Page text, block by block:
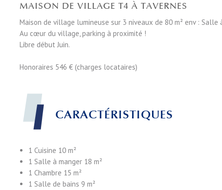
MAISON DE VILLAGE T4 À TAVERNES
Maison de village lumineuse sur 3 niveaux de 80 m² env :
Au cœur du village, parking à proximité !
Libre début Juin.
Honoraires 546 € (charges locataires)
CARACTÉRISTIQUES
1 Cuisine 10 m²
1 Salle à manger 18 m²
1 Chambre 15 m²
1 Salle de bains 9 m²